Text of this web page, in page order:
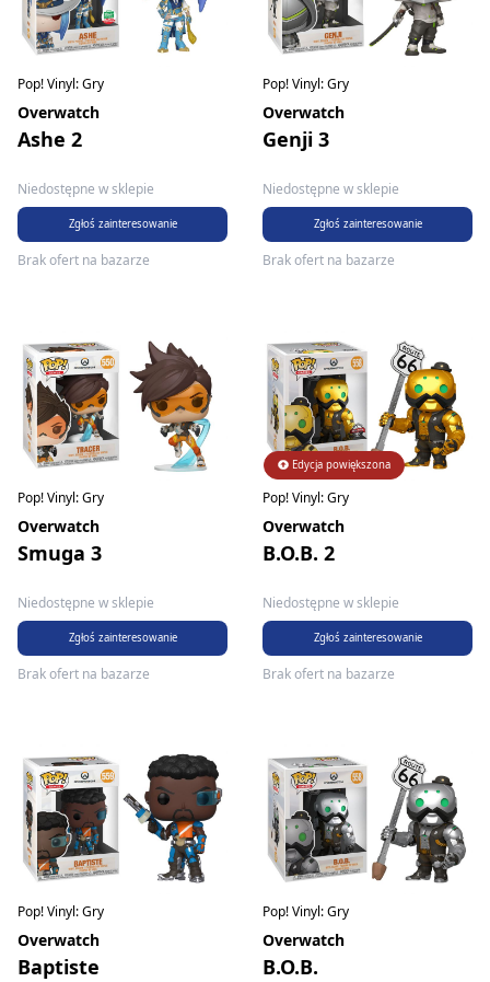
Pop! Vinyl: Gry
Overwatch
Ashe 2
Niedostępne w sklepie
Zgłoś zainteresowanie
Brak ofert na bazarze
Pop! Vinyl: Gry
Overwatch
Genji 3
Niedostępne w sklepie
Zgłoś zainteresowanie
Brak ofert na bazarze
Pop! Vinyl: Gry
Overwatch
Smuga 3
Niedostępne w sklepie
Zgłoś zainteresowanie
Brak ofert na bazarze
Edycja powiększona
Pop! Vinyl: Gry
Overwatch
B.O.B. 2
Niedostępne w sklepie
Zgłoś zainteresowanie
Brak ofert na bazarze
Pop! Vinyl: Gry
Overwatch
Baptiste
Pop! Vinyl: Gry
Overwatch
B.O.B.